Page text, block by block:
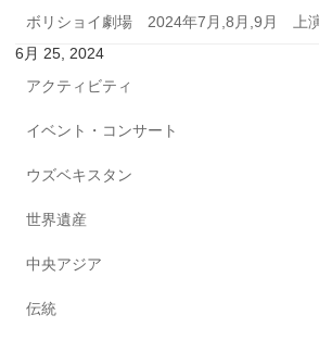
ボリショイ劇場 2024年7月,8月,9月 上
6月 25, 2024
アクティビティ
イベント・コンサート
ウズベキスタン
世界遺産
中央アジア
伝統